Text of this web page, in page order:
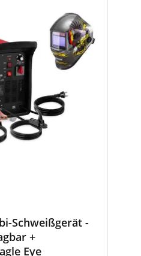
Schweißgerät -
+
Eye